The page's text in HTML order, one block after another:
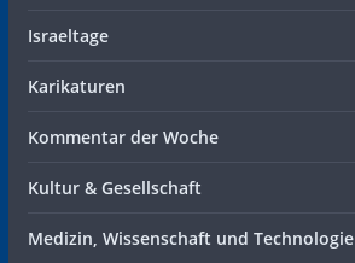
Israeltage
Karikaturen
Kommentar der Woche
Kultur & Gesellschaft
Medizin, Wissenschaft und Technologie